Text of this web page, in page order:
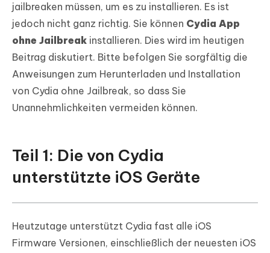
jailbreaken müssen, um es zu installieren. Es ist
jedoch nicht ganz richtig. Sie können Cydia App
ohne Jailbreak installieren. Dies wird im heutigen
Beitrag diskutiert. Bitte befolgen Sie sorgfältig die
Anweisungen zum Herunterladen und Installation
von Cydia ohne Jailbreak, so dass Sie
Unannehmlichkeiten vermeiden können.
Teil 1: Die von Cydia
unterstützte iOS Geräte
Heutzutage unterstützt Cydia fast alle iOS
Firmware Versionen, einschließlich der neuesten iOS